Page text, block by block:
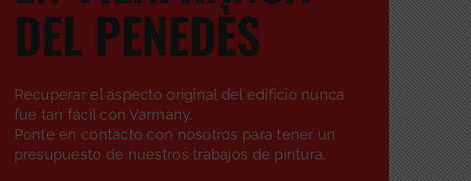
DEL PENEDÈS
Recuperar el aspecto original del edificio nunca
fue tan fácil con Varmany.
Ponte en contacto con nosotros para tener un
presupuesto de nuestros trabajos de pintura.